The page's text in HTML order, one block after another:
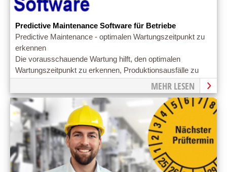
Predictive Maintenance Software für Betriebe
Predictive Maintenance - optimalen Wartungszeitpunkt zu
erkennen
Die vorausschauende Wartung hilft, den optimalen
Wartungszeitpunkt zu erkennen, Produktionsausfälle zu
MEHR LESEN